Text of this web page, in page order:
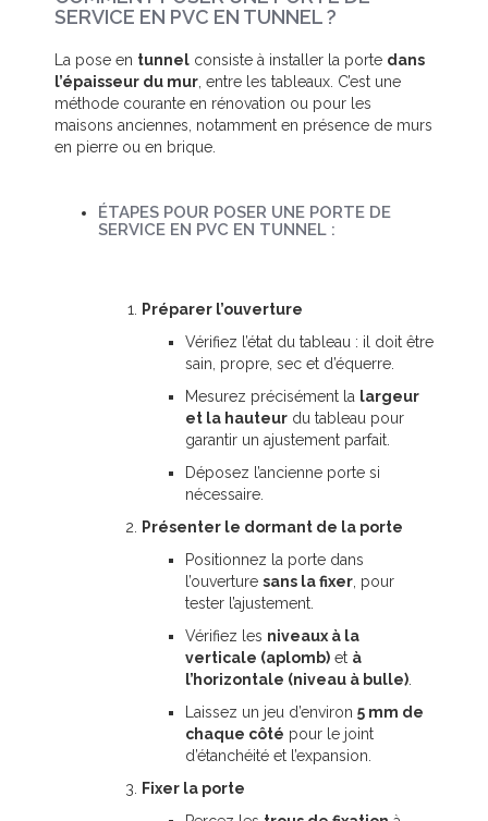
SERVICE EN PVC EN TUNNEL ?
La pose en tunnel consiste à installer la porte dans
l’épaisseur du mur , entre les tableaux. C’est une
méthode courante en rénovation ou pour les
maisons anciennes, notamment en présence de murs
en pierre ou en brique.
ÉTAPES POUR POSER UNE PORTE DE
SERVICE EN PVC EN TUNNEL :
Préparer l’ouverture
Vérifiez l’état du tableau : il doit être
sain, propre, sec et d’équerre.
Mesurez précisément la largeur
et la hauteur du tableau pour
garantir un ajustement parfait.
Déposez l’ancienne porte si
nécessaire.
Présenter le dormant de la porte
Positionnez la porte dans
l’ouverture sans la fixer , pour
tester l’ajustement.
Vérifiez les niveaux à la
verticale (aplomb) et à
l’horizontale (niveau à bulle)
Laissez un jeu d’environ 5 mm de
chaque côté pour le joint
d’étanchéité et l’expansion.
Fixer la porte